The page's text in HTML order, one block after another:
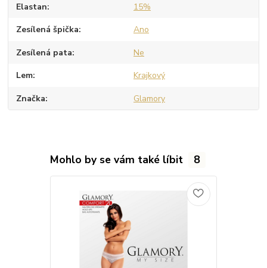
Elastan 15%
Zesílená špička Ano
Zesílená pata Ne
Lem Krajkový
Značka Glamory
Mohlo by se vám také líbit 8